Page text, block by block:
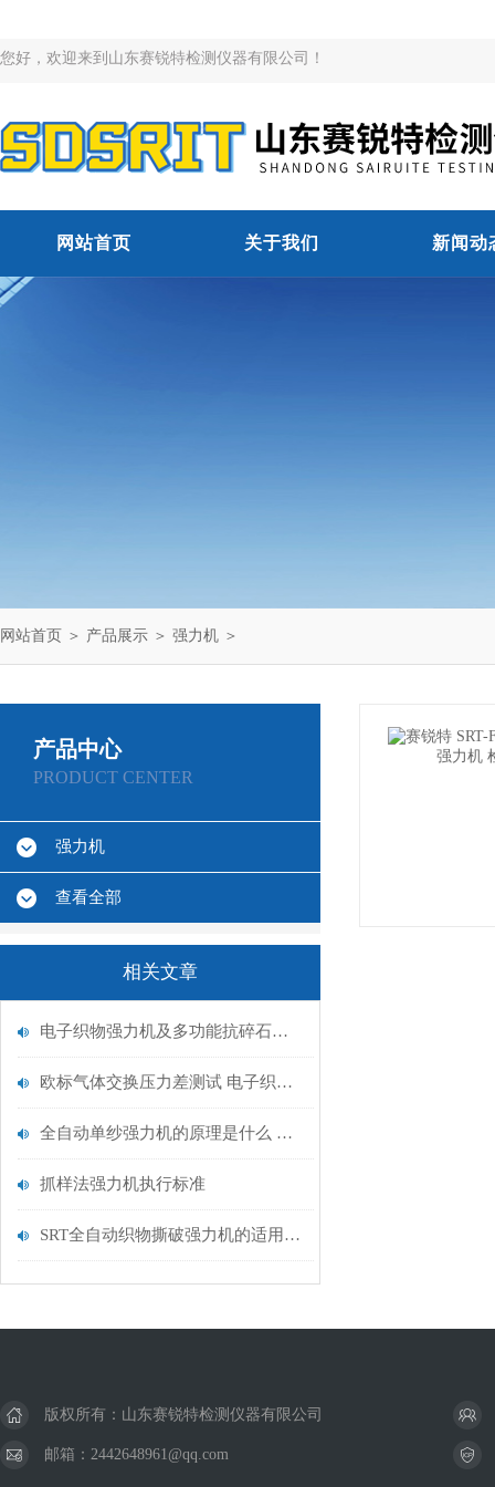
您好，欢迎来到山东赛锐特检测仪器有限公司！
网站首页 关于我们 新闻动
网站首页 ＞ 产品展示 ＞ 强力机 ＞
产品中心
PRODUCT CENTER
强力机
查看全部
相关文章
电子织物强力机及多功能抗碎石冲击试验机-详细数据
欧标气体交换压力差测试 电子织物拉力机测试仪-产品特点
全自动单纱强力机的原理是什么 山东赛锐特
抓样法强力机执行标准
SRT全自动织物撕破强力机的适用标准
版权所有：山东赛锐特检测仪器有限公司
邮箱：2442648961@qq.com